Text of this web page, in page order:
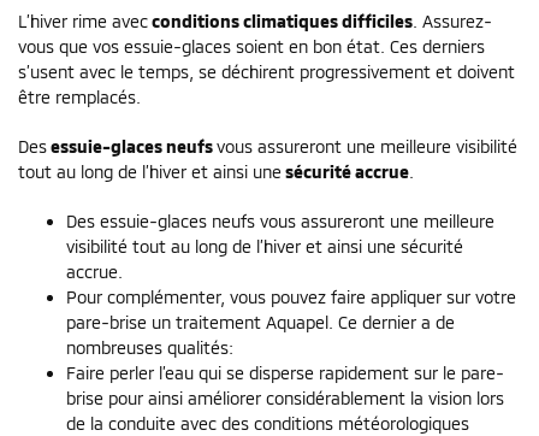
L’hiver rime avecconditions climatiques difficiles . Assurez-
vous que vos essuie-glaces soient en bon état. Ces derniers
s’usent avec le temps, se déchirent progressivement et doivent
être remplacés.
Desessuie-glaces neufsvous assureront une meilleure visibilité
tout au long de l’hiver et ainsi une sécurité accrue
Des essuie-glaces neufs vous assureront une meilleure
visibilité tout au long de l’hiver et ainsi une sécurité
accrue.
Pour complémenter, vous pouvez faire appliquer sur votre
pare-brise un traitement Aquapel. Ce dernier a de
nombreuses qualités:
Faire perler l’eau qui se disperse rapidement sur le pare-
brise pour ainsi améliorer considérablement la vision lors
de la conduite avec des conditions météorologiques